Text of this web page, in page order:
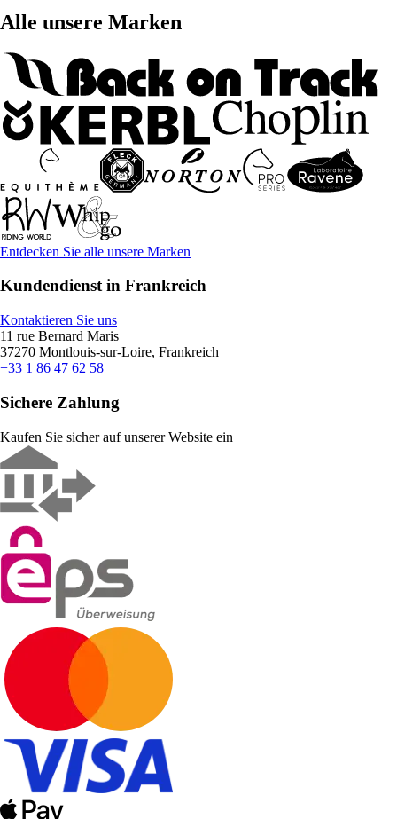
Alle unsere Marken
Entdecken Sie alle unsere Marken
Kundendienst in Frankreich
Kontaktieren Sie uns
11 rue Bernard Maris
37270 Montlouis-sur-Loire, Frankreich
+33 1 86 47 62 58
Sichere Zahlung
Kaufen Sie sicher auf unserer Website ein